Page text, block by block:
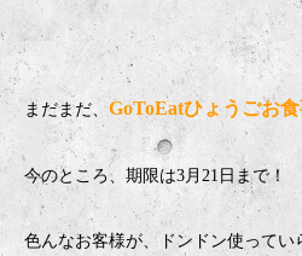
まだまだ、GoToEatひょうごお
今のところ、期限は3月21日まで！
色んなお客様が、ドンドン使って